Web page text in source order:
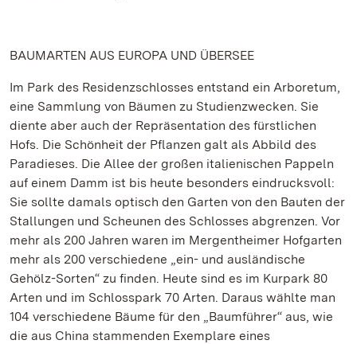
BAUMARTEN AUS EUROPA UND ÜBERSEE
Im Park des Residenzschlosses entstand ein Arboretum,
eine Sammlung von Bäumen zu Studienzwecken. Sie
diente aber auch der Repräsentation des fürstlichen
Hofs. Die Schönheit der Pflanzen galt als Abbild des
Paradieses. Die Allee der großen italienischen Pappeln
auf einem Damm ist bis heute besonders eindrucksvoll:
Sie sollte damals optisch den Garten von den Bauten der
Stallungen und Scheunen des Schlosses abgrenzen. Vor
mehr als 200 Jahren waren im Mergentheimer Hofgarten
mehr als 200 verschiedene „ein- und ausländische
Gehölz-Sorten“ zu finden. Heute sind es im Kurpark 80
Arten und im Schlosspark 70 Arten. Daraus wählte man
104 verschiedene Bäume für den „Baumführer“ aus, wie
die aus China stammenden Exemplare eines